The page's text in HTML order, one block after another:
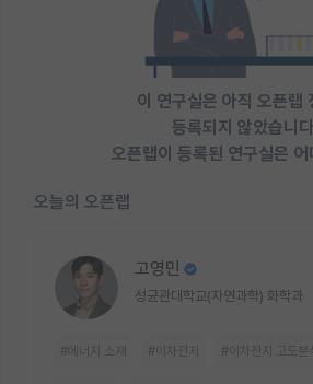
이 연구실은 아직 오픈랩
등록되지 않았습니
오픈랩이 등록된 연구실은
오늘의 오픈랩
고영민
성균관대학교(자연과학) 화학과
#에너지 소재 #이차전지 #이차전지 고도분